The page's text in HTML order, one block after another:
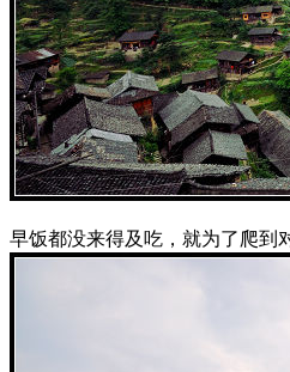
早饭都没来得及吃，就为了爬到